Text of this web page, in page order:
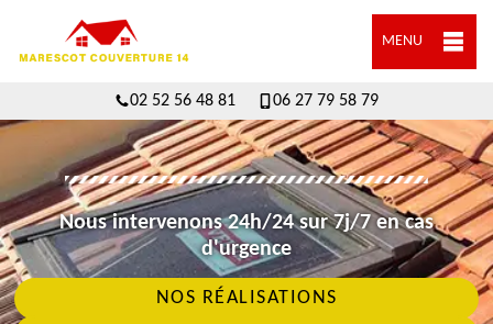
MENU
02 52 56 48 81 06 27 79 58 79
Nous intervenons 24h/24 sur 7j/7 en cas
d'urgence
NOS RÉALISATIONS